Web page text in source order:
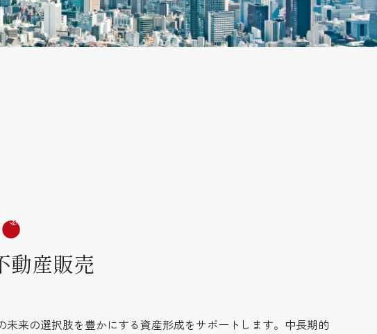
動産販売
来の選択肢を豊かにする資産形成をサポートします。中長期的